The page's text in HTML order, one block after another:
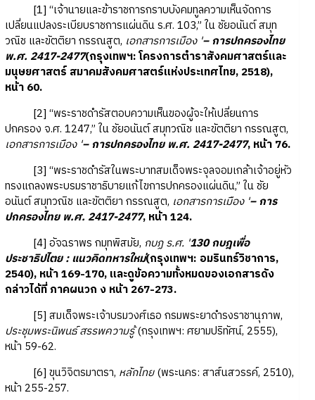
[1] “เจ้านายและข้าราชการกราบบังคมทูลความเห็นจัดการ
เปลี่ยนแปลงระเบียบราชการแผ่นดิน ร.ศ. 103,” ใน ชัยอนันต์ สมุท
วณิช และขัตติยา กรรณสูต, เอกสารการเมือง '– การปกครองไทย
พ.ศ. 2417-2477(กรุงเทพฯ: โครงการตำราสังคมศาสตร์และ
มนุษยศาสตร์ สมาคมสังคมศาสตร์แห่งประเทศไทย, 2518),
หน้า 60.
[2] “พระราชดำรัสตอบความเห็นของผู้จะให้เปลี่ยนการ
ปกครอง จ.ศ. 1247,” ใน ชัยอนันต์ สมุทวณิช และขัตติยา กรรณสูต,
เอกสารการเมือง '– การปกครองไทย พ.ศ. 2417-2477, หน้า 76.
[3] “พระราชดำรัสในพระบาทสมเด็จพระจุลจอมเกล้าเจ้าอยู่หัว
ทรงแถลงพระบรมราชาธิบายแก้ไขการปกครองแผ่นดิน,” ใน ชัย
อนันต์ สมุทวณิช และขัตติยา กรรณสูต, เอกสารการเมือง '– การ
ปกครองไทย พ.ศ. 2417-2477, หน้า 124.
[4] อัจฉราพร กมุทพิสมัย, กบฏ ร.ศ. '130 กบฎเพื่อ
ประชาธิปไตย : แนวคิดทหารใหม่(กรุงเทพฯ: อมรินทร์วิชาการ,
2540), หน้า 169-170, และดูข้อความทั้งหมดของเอกสารดัง
กล่าวได้ที่ ภาคผนวก ง หน้า 267-273.
[5] สมเด็จพระเจ้าบรมวงศ์เธอ กรมพระยาดำรงราชานุภาพ,
ประชุมพระนิพนธ์ สรรพความรู้(กรุงเทพฯ: ศยามปริทัศน์, 2555),
หน้า 59-62.
[6] ขุนวิจิตรมาตรา, หลักไทย(พระนคร: สาส์นสวรรค์, 2510),
หน้า 255-257.